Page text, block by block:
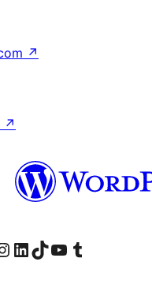
↗
↗
sidevår Instagram-konto
Besøk vår LinkedIn-konto
Visit our TikTok account
Visit our YouTube channel
Visit our Tumblr account